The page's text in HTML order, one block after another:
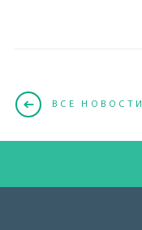
ВСЕ НОВОСТИ